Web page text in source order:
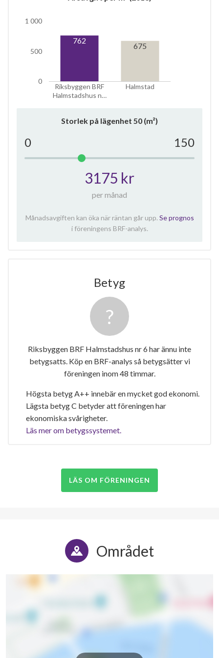
4
Riksbyggen BRF
Halmstadshus n…
Halmstad
0
500
1 000
762
675
Storlek på lägenhet 50 (m²)
0 150
3175 kr
per månad
Månadsavgiften kan öka när räntan går upp. Se prognos
i föreningens BRF-analys.
Betyg
Riksbyggen BRF Halmstadshus nr 6 har ännu inte
betygsatts. Köp en BRF-analys så betygsätter vi
föreningen inom 48 timmar.
Högsta betyg A++ innebär en mycket god ekonomi.
Lägsta betyg C betyder att föreningen har
ekonomiska svårigheter.
Läs mer om betygssystemet.
LÄS OM FÖRENINGEN
Området